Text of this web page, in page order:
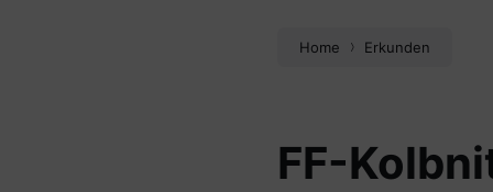
Home Erkunden
FF-